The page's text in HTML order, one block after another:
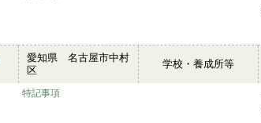
愛知県 名古屋市中村
区
学校・養成所等
特記事項